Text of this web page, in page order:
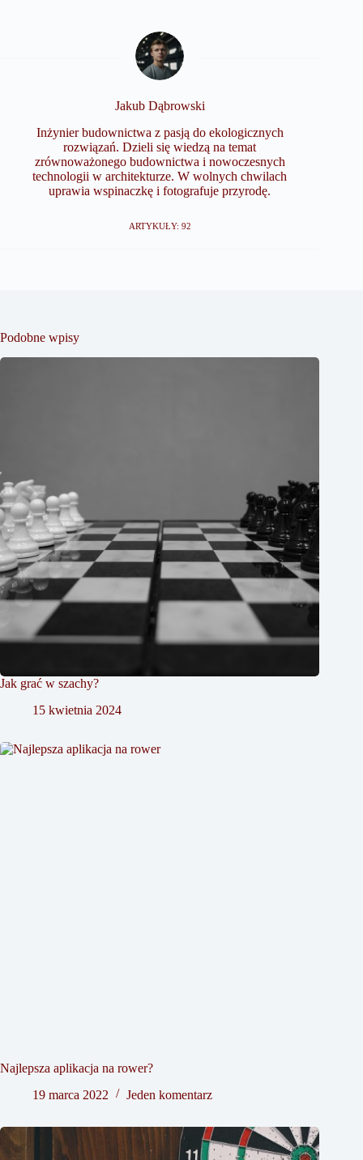
Jakub Dąbrowski
Inżynier budownictwa z pasją do ekologicznych
rozwiązań. Dzieli się wiedzą na temat
zrównoważonego budownictwa i nowoczesnych
technologii w architekturze. W wolnych chwilach
uprawia wspinaczkę i fotografuje przyrodę.
ARTYKUŁY: 92
Podobne wpisy
Jak grać w szachy?
15 kwietnia 2024
Najlepsza aplikacja na rower?
19 marca 2022
Jeden komentarz